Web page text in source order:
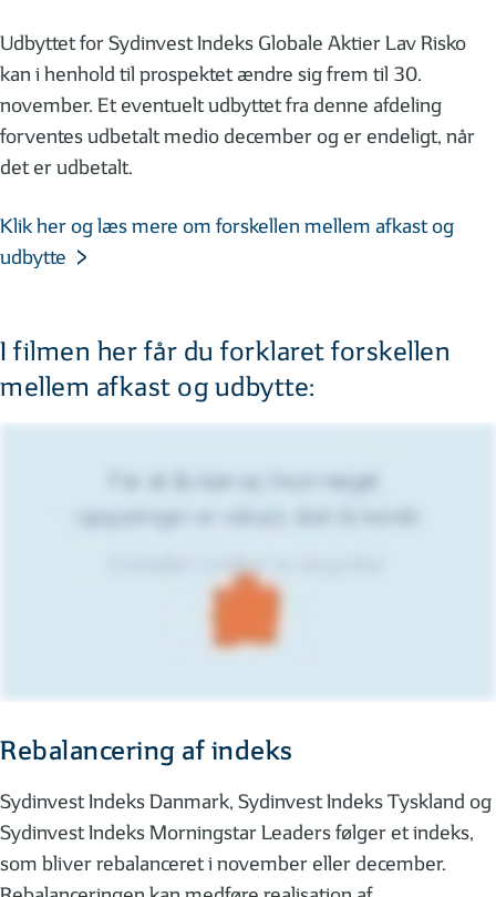
Udbyttet for Sydinvest Indeks Globale Aktier Lav Risko
kan i henhold til prospektet ændre sig frem til 30.
november. Et eventuelt udbyttet fra denne afdeling
forventes udbetalt medio december og er endeligt, når
det er udbetalt.
Klik her og læs mere om forskellen mellem afkast og
udbytte
I filmen her får du forklaret forskellen
mellem afkast og udbytte:
Rebalancering af indeks
Sydinvest Indeks Danmark, Sydinvest Indeks Tyskland og
Sydinvest Indeks Morningstar Leaders følger et indeks,
som bliver rebalanceret i november eller december.